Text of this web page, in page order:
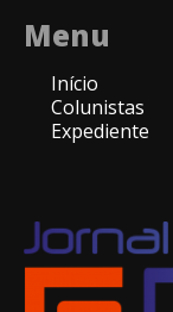
Menu
Início
Colunistas
Expediente